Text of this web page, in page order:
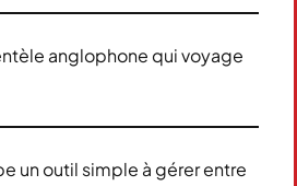
anglophone qui voyage
un outil simple à gérer entre